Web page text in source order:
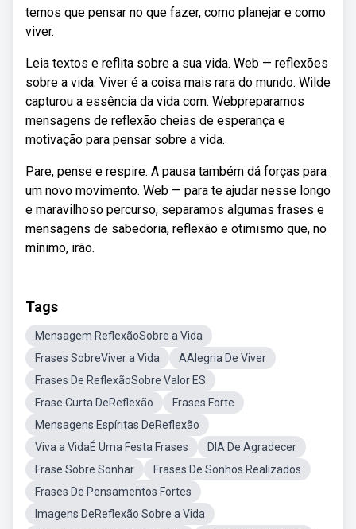
temos que pensar no que fazer, como planejar e como
viver.
Leia textos e reflita sobre a sua vida. Web — reflexões
sobre a vida. Viver é a coisa mais rara do mundo. Wilde
capturou a essência da vida com. Webpreparamos
mensagens de reflexão cheias de esperança e
motivação para pensar sobre a vida.
Pare, pense e respire. A pausa também dá forças para
um novo movimento. Web — para te ajudar nesse longo
e maravilhoso percurso, separamos algumas frases e
mensagens de sabedoria, reflexão e otimismo que, no
mínimo, irão.
Tags
Mensagem ReflexãoSobre a Vida
Frases SobreViver a Vida
AAlegria De Viver
Frases De ReflexãoSobre Valor ES
Frase Curta DeReflexão
Frases Forte
Mensagens Espíritas DeReflexão
Viva a VidaÉ Uma Festa Frases
DIA De Agradecer
Frase Sobre Sonhar
Frases De Sonhos Realizados
Frases De Pensamentos Fortes
Imagens DeReflexão Sobre a Vida